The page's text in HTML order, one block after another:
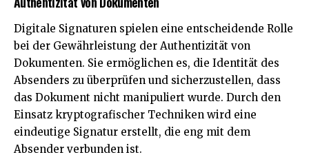
Digitale Signaturen spielen eine entscheidende Rolle
bei der Gewährleistung der Authentizität von
Dokumenten. Sie ermöglichen es, die Identität des
Absenders zu überprüfen und sicherzustellen, dass
das Dokument nicht manipuliert wurde. Durch den
Einsatz kryptografischer Techniken wird eine
eindeutige Signatur erstellt, die eng mit dem
Absender verbunden ist.